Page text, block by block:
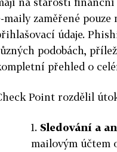
maily zaměřené pouze
údaje.
podobách,
přehled o
Point rozdělil
1. Sledování a
mailovým účtem